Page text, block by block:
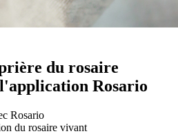
du rosaire
l'application Rosario
Rosario
du rosaire vivant